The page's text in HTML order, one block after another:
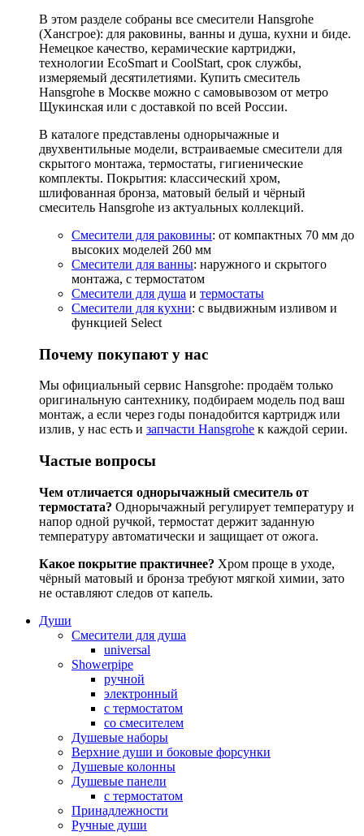
В этом разделе собраны все смесители Hansgrohe
(Хансгрое): для раковины, ванны и душа, кухни и биде.
Немецкое качество, керамические картриджи,
технологии EcoSmart и CoolStart, срок службы,
измеряемый десятилетиями. Купить смеситель
Hansgrohe в Москве можно с самовывозом от метро
Щукинская или с доставкой по всей России.
В каталоге представлены однорычажные и
двухвентильные модели, встраиваемые смесители для
скрытого монтажа, термостаты, гигиенические
комплекты. Покрытия: классический хром,
шлифованная бронза, матовый белый и чёрный
смеситель Hansgrohe из актуальных коллекций.
Смесители для раковины: от компактных 70 мм до
высоких моделей 260 мм
Смесители для ванны: наружного и скрытого
монтажа, с термостатом
Смесители для душа и термостаты
Смесители для кухни: с выдвижным изливом и
функцией Select
Почему покупают у нас
Мы официальный сервис Hansgrohe: продаём только
оригинальную сантехнику, подбираем модель под ваш
монтаж, а если через годы понадобится картридж или
излив, у нас есть и запчасти Hansgrohe к каждой серии.
Частые вопросы
Чем отличается однорычажный смеситель от
термостата? Однорычажный регулирует температуру и
напор одной ручкой, термостат держит заданную
температуру автоматически и защищает от ожога.
Какое покрытие практичнее? Хром проще в уходе,
чёрный матовый и бронза требуют мягкой химии, зато
не оставляют следов от капель.
Души
Смесители для душа
universal
Showerpipe
ручной
электронный
с термостатом
со смесителем
Душевые наборы
Верхние души и боковые форсунки
Душевые колонны
Душевые панели
с термостатом
Принадлежности
Ручные души